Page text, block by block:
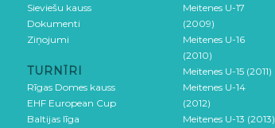
Sieviešu kauss
Dokumenti
Ziņojumi
TURNĪRI
Rīgas Domes kauss
EHF European Cup
Baltijas līga
Meitenes U-17
(2009)
Meitenes U-16
(2010)
Meitenes U-15 (2011)
Meitenes U-14
(2012)
Meitenes U-13 (2013)